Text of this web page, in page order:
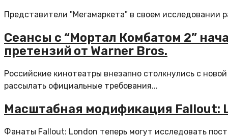
Представители "Мегамаркета" в своем исследовании
Сеансы с “Мортал Комбатом 2”
претензий от Warner Bros.
Российские кинотеатры внезапно столкнулись с
рассылать официальные требования...
Масштабная модификация Fallout:
Фанаты Fallout: London теперь могут исследовать